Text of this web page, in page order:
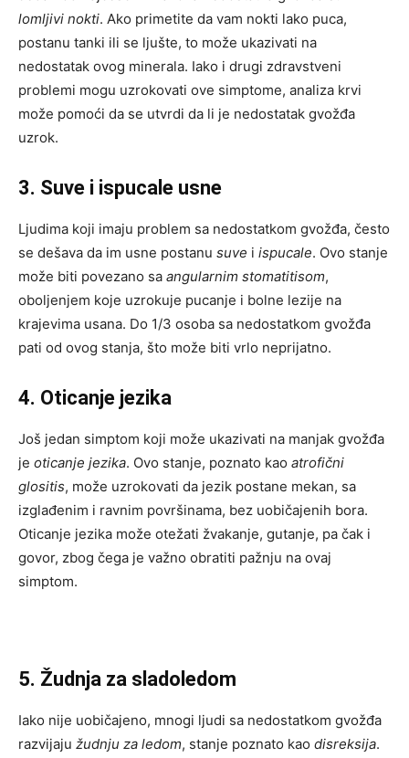
lomljivi nokti. Ako primetite da vam nokti lako puca,
postanu tanki ili se ljušte, to može ukazivati na
nedostatak ovog minerala. Iako i drugi zdravstveni
problemi mogu uzrokovati ove simptome, analiza krvi
može pomoći da se utvrdi da li je nedostatak gvožđa
uzrok.
3. Suve i ispucale usne
Ljudima koji imaju problem sa nedostatkom gvožđa, često
se dešava da im usne postanu suve i ispucale. Ovo stanje
može biti povezano sa angularnim stomatitisom,
oboljenjem koje uzrokuje pucanje i bolne lezije na
krajevima usana. Do 1/3 osoba sa nedostatkom gvožđa
pati od ovog stanja, što može biti vrlo neprijatno.
4. Oticanje jezika
Još jedan simptom koji može ukazivati na manjak gvožđa
je oticanje jezika. Ovo stanje, poznato kao atrofični
glositis, može uzrokovati da jezik postane mekan, sa
izglađenim i ravnim površinama, bez uobičajenih bora.
Oticanje jezika može otežati žvakanje, gutanje, pa čak i
govor, zbog čega je važno obratiti pažnju na ovaj
simptom.
5. Žudnja za sladoledom
Iako nije uobičajeno, mnogi ljudi sa nedostatkom gvožđa
razvijaju žudnju za ledom, stanje poznato kao disreksija.